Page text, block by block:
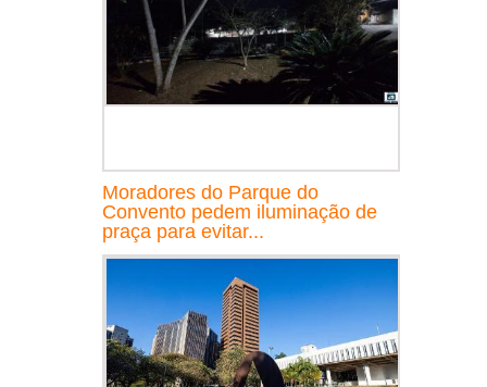
Moradores do Parque do
Convento pedem iluminação de
praça para evitar...